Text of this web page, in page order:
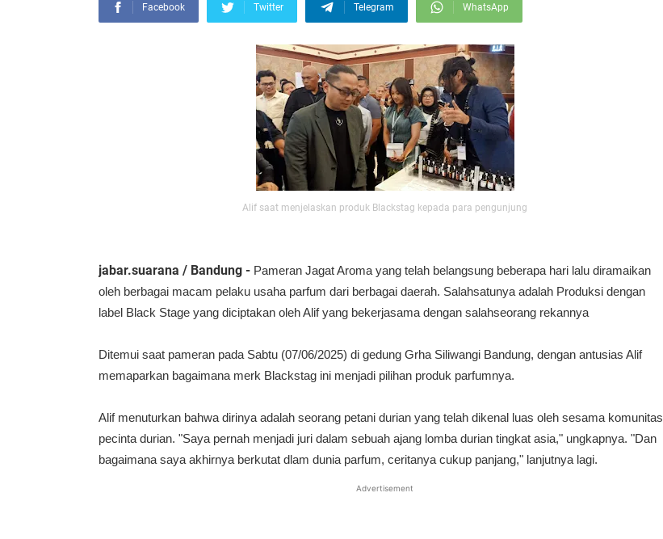
Facebook Twitter Telegram WhatsApp
Alif saat menjelaskan produk Blackstag kepada para pengunjung
jabar.suarana / Bandung - Pameran Jagat Aroma yang telah belangsung beberapa hari lalu diramaikan
oleh berbagai macam pelaku usaha parfum dari berbagai daerah. Salahsatunya adalah Produksi dengan
label Black Stage yang diciptakan oleh Alif yang bekerjasama dengan salahseorang rekannya
Ditemui saat pameran pada Sabtu (07/06/2025) di gedung Grha Siliwangi Bandung, dengan antusias Alif
memaparkan bagaimana merk Blackstag ini menjadi pilihan produk parfumnya.
Alif menuturkan bahwa dirinya adalah seorang petani durian yang telah dikenal luas oleh sesama komunitas
pecinta durian. "Saya pernah menjadi juri dalam sebuah ajang lomba durian tingkat asia," ungkapnya. "Dan
bagaimana saya akhirnya berkutat dlam dunia parfum, ceritanya cukup panjang," lanjutnya lagi.
Advertisement